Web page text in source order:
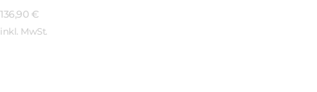
136,90 €
inkl. MwSt.